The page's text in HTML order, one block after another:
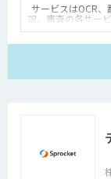
サービスはOCR、
訳、審査の各サー
の基本使用料＋ポ
100,000円/月
・各サービス毎の
ポイントは以下の通
OCR 5ポイン
ト/1ページあたり